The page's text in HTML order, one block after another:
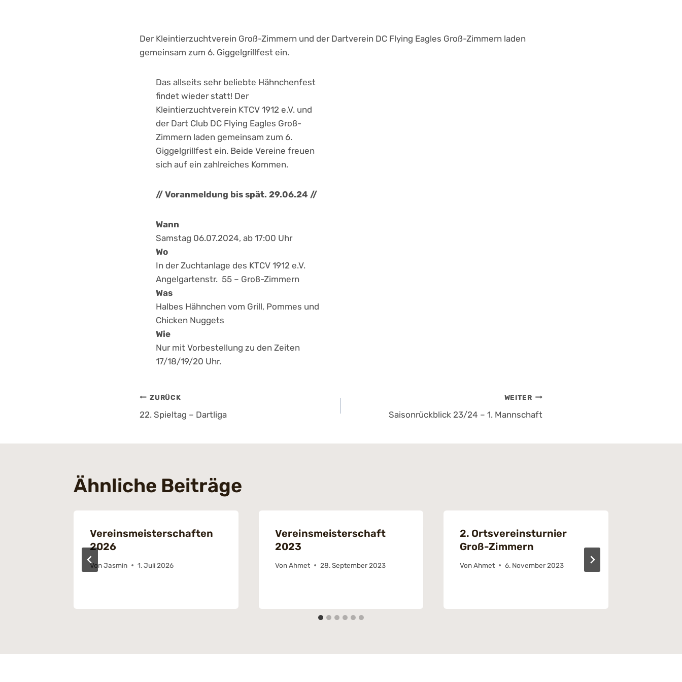
Der Kleintierzuchtverein Groß-Zimmern und der Dartverein DC Flying Eagles Groß-Zimmern laden
gemeinsam zum 6. Giggelgrillfest ein.
Das allseits sehr beliebte Hähnchenfest
findet wieder statt! Der
Kleintierzuchtverein KTCV 1912 e.V. und
der Dart Club DC Flying Eagles Groß-
Zimmern laden gemeinsam zum 6.
Giggelgrillfest ein. Beide Vereine freuen
sich auf ein zahlreiches Kommen.
// Voranmeldung bis spät. 29.06.24 //
Wann
Samstag 06.07.2024, ab 17:00 Uhr
Wo
In der Zuchtanlage des KTCV 1912 e.V.
Angelgartenstr. 55 – Groß-Zimmern
Was
Halbes Hähnchen vom Grill, Pommes und
Chicken Nuggets
Wie
Nur mit Vorbestellung zu den Zeiten
17/18/19/20 Uhr.
Beitragsnavigation
ZURÜCK
22. Spieltag – Dartliga
WEITER
Saisonrückblick 23/24 – 1. Mannschaft
Ähnliche Beiträge
Vereinsmeisterschaften
2026
VonJasmin 1. Juli 2026
Vereinsmeisterschaft
2023
Von Ahmet 28. September 2023
2. Ortsvereinsturnier
Groß-Zimmern
Von Ahmet 6. November 2023